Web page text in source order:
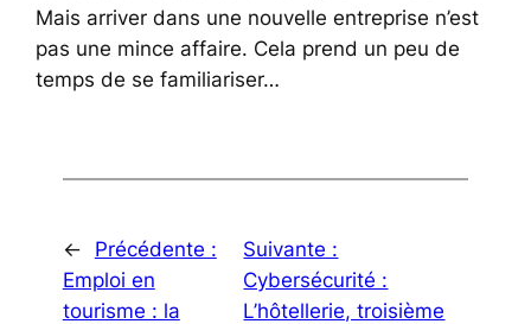
Mais arriver dans une nouvelle entreprise n’est
pas une mince affaire. Cela prend un peu de
temps de se familiariser…
←
Précédente :
Emploi en
tourisme : la
Suivante :
Cybersécurité :
L’hôtellerie, troisième